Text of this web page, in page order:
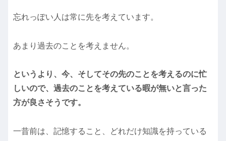
忘れっぽい人は常に先を考えています。
あまり過去のことを考えません。
というより、今、そしてその先のことを考えるのに忙
しいので、過去のことを考えている暇が無いと言った
方が良さそうです。
一昔前は、記憶すること、どれだけ知識を持っている